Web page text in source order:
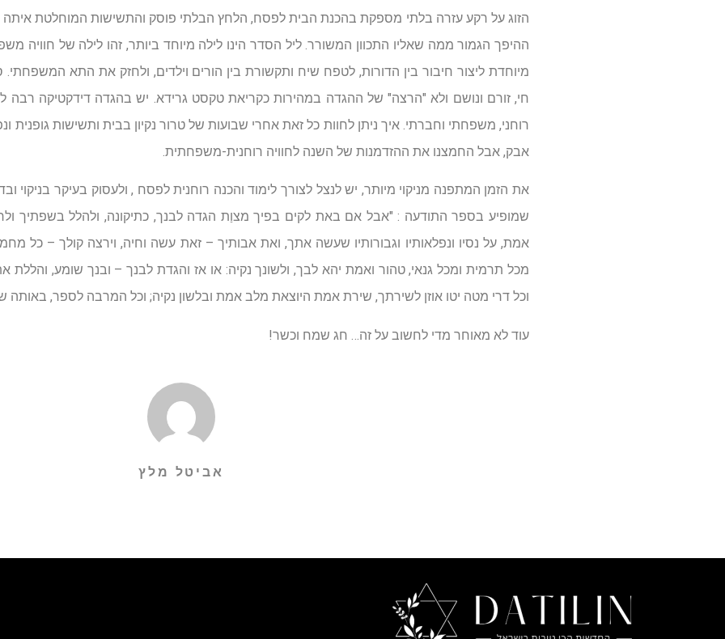
הזוג על רקע עזרה בלתי מספקת בהכנת הבית לפסח, הלחץ הבלתי פוסק והתשישות המוחלטת איתה
ההיפך הגמור ממה שאליו התכוון המשורר. ליל הסדר הינו לילה מיוחד ביותר, זהו לילה של חוויה
מיוחדת ליצור חיבור בין הדורות, לטפח שיח ותקשורת בין הורים וילדים, ולחזק את התא המשפחתי.
חי, זורם ונושם ולא "הרצה" של ההגדה במהירות כקריאת טקסט גרידא. יש בהגדה דידקטיקה רבה
רוחני, משפחתי וחברתי. איך ניתן לחוות כל זאת אחרי שבועות של טרור נקיון בבית ותשישות גופנית
אבק, אבל החמצנו את ההזדמנות של השנה לחוויה רוחנית-משפחתית.
את הזמן המתפנה מניקוי מיותר, יש לנצל לצורך לימוד והכנה רוחנית לפסח , ולעסוק בעיקר בניקוי
שמופיע בספר התודעה : "אבל אם באת לקים בפיך מצוַת הגדה לבנך, כתיקונה, ולהלל בשפתיך
אמת, על נסיו ונפלאותיו וגבורותיו שעשה אתך, ואת אבותיך – זאת עשה וחיה, וירצה קולך – כל
מכל תרמית ומכל גנאי, טהור ואמת יהא לבך, ולשונך נקיה: או אז והגדת לבנך – ובנך שומע,
וכל דרי מטה יטו אוזן לשירתך, שירת אמת היוצאת מלב אמת ובלשון נקיה; וכל המרבה לספר,
עוד לא מאוחר מדי לחשוב על זה… חג שמח וכשר!
אביטל מלץ